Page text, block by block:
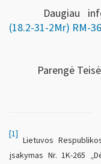
Daugiau
(18.2-31-2Mr) RM-
Parengė
[1]
Lietuvos
įsakymas Nr. 1K-265